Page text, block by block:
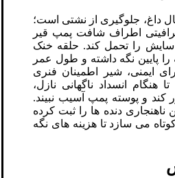
داغ، جلوگیری از نشتی است؛
اطراف شافت پمپ قیر
را تحمل کند. حلقه خنک
پایین نگه داشته و طول عمر
ایمنی، شیر اطمینان فنری
انسداد ناگهانی نازل،
کند و پوسته پمپ آسیب نبیند.
دنده ‌ها را ثبت کرده
می ‌سازد تا هزینه ‌های نگه‌